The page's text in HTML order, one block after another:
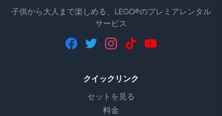
子供から大人まで楽しめる、LEGO®のプレミアレンタル
サービス
クイックリンク
セットを見る
料金